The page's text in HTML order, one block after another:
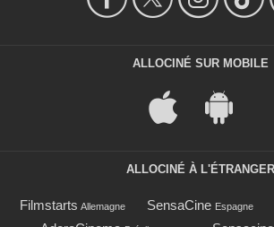
ALLOCINÉ SUR MOBILE
ALLOCINÉ À L'ÉTRANGER
Filmstarts Allemagne SensaCine Espagne